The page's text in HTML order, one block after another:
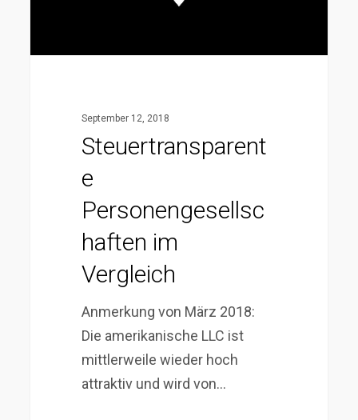
September 12, 2018
Steuertransparent
e
Personengesellsc
haften im
Vergleich
Anmerkung von März 2018:
Die amerikanische LLC ist
mittlerweile wieder hoch
attraktiv und wird von…